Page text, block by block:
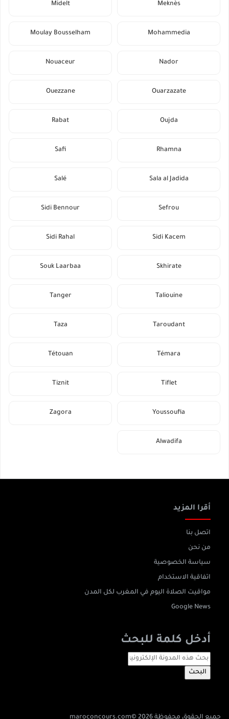
Meknès
Midelt
Mohammedia
Moulay Bousselham
Nador
Nouaceur
Ouarzazate
Ouezzane
Oujda
Rabat
Rhamna
Safi
Sala al Jadida
Salé
Sefrou
Sidi Bennour
Sidi Kacem
Sidi Rahal
Skhirate
Souk Laarbaa
Taliouine
Tanger
Taroudant
Taza
Témara
Tétouan
Tiflet
Tiznit
Youssoufia
Zagora
Alwadifa
أقرا المزيد
اتصل بنا
من نحن
سياسة الخصوصية
اتفاقية الاستخدام
مواقيت الصلاة اليوم في المغرب لكل المدن
Google News
أدخل كلمة للبحث
جميع الحقوق محفوظة 2026 © maroconcours.com